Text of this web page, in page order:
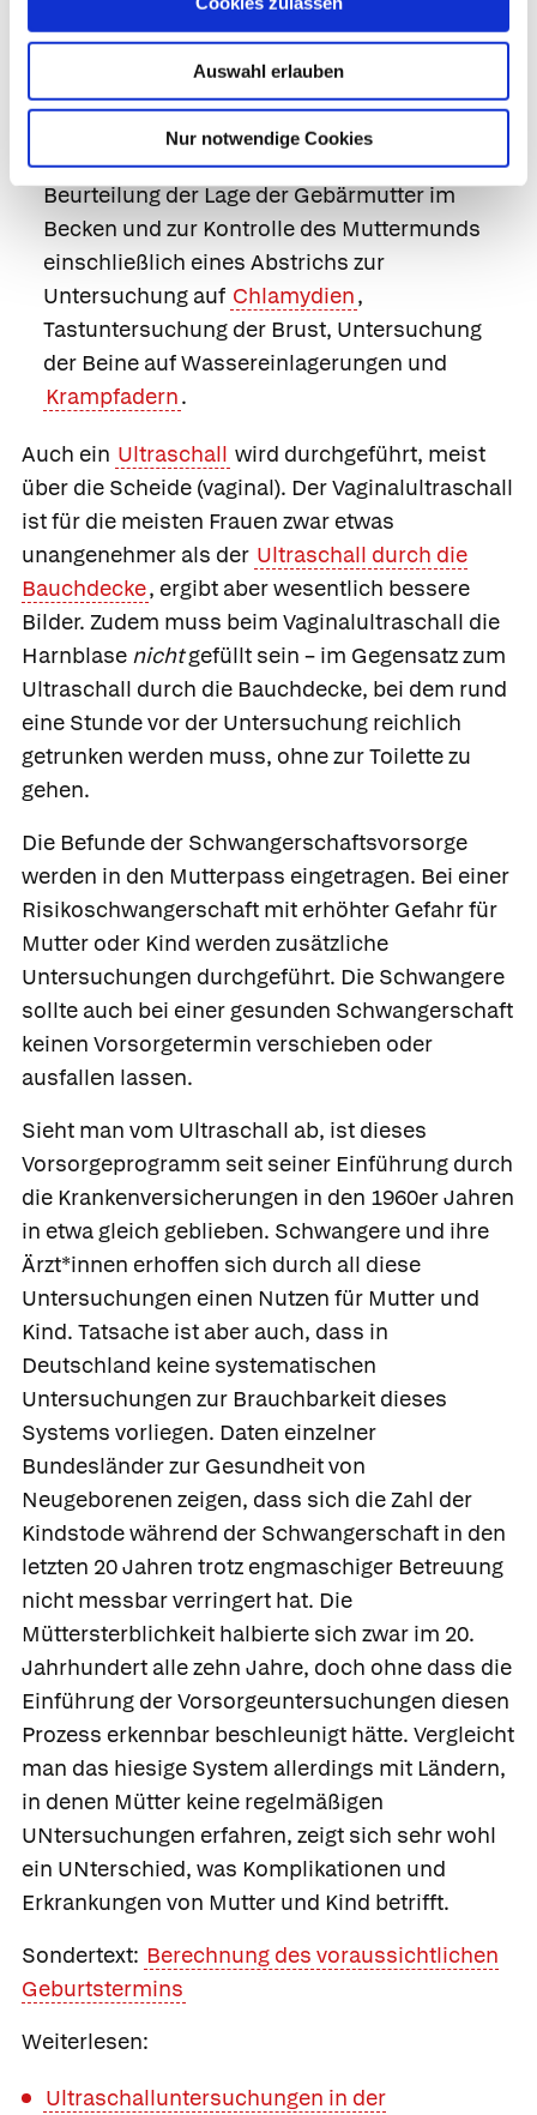
Auswahl erlauben
Nur notwendige Cookies
Körperliche Untersuchung mit Feststellung
des Körpergewichts, Blutdruckmessung (da
ein erhöhter Blutdruck Mutter und Kind
gefährden kann), vaginaler Untersuchung zur
Beurteilung der Lage der Gebärmutter im
Becken und zur Kontrolle des Muttermunds
einschließlich eines Abstrichs zur
Untersuchung auf Chlamydien,
Tastuntersuchung der Brust, Untersuchung
der Beine auf Wassereinlagerungen und
Krampfadern.
Auch ein Ultraschall wird durchgeführt, meist
über die Scheide (vaginal). Der Vaginalultraschall
ist für die meisten Frauen zwar etwas
unangenehmer als der Ultraschall durch die
Bauchdecke, ergibt aber wesentlich bessere
Bilder. Zudem muss beim Vaginalultraschall die
Harnblase nichtgefüllt sein – im Gegensatz zum
Ultraschall durch die Bauchdecke, bei dem rund
eine Stunde vor der Untersuchung reichlich
getrunken werden muss, ohne zur Toilette zu
gehen.
Die Befunde der Schwangerschaftsvorsorge
werden in den Mutterpass eingetragen. Bei einer
Risikoschwangerschaft mit erhöhter Gefahr für
Mutter oder Kind werden zusätzliche
Untersuchungen durchgeführt. Die Schwangere
sollte auch bei einer gesunden Schwangerschaft
keinen Vorsorgetermin verschieben oder
ausfallen lassen.
Sieht man vom Ultraschall ab, ist dieses
Vorsorgeprogramm seit seiner Einführung durch
die Krankenversicherungen in den 1960er Jahren
in etwa gleich geblieben. Schwangere und ihre
Ärzt*innen erhoffen sich durch all diese
Untersuchungen einen Nutzen für Mutter und
Kind. Tatsache ist aber auch, dass in
Deutschland keine systematischen
Untersuchungen zur Brauchbarkeit dieses
Systems vorliegen. Daten einzelner
Bundesländer zur Gesundheit von
Neugeborenen zeigen, dass sich die Zahl der
Kindstode während der Schwangerschaft in den
letzten 20 Jahren trotz engmaschiger Betreuung
nicht messbar verringert hat. Die
Müttersterblichkeit halbierte sich zwar im 20.
Jahrhundert alle zehn Jahre, doch ohne dass die
Einführung der Vorsorgeuntersuchungen diesen
Prozess erkennbar beschleunigt hätte. Vergleicht
man das hiesige System allerdings mit Ländern,
in denen Mütter keine regelmäßigen
UNtersuchungen erfahren, zeigt sich sehr wohl
ein UNterschied, was Komplikationen und
Erkrankungen von Mutter und Kind betrifft.
Sondertext: Berechnung des voraussichtlichen
Geburtstermins
Weiterlesen:
Ultraschalluntersuchungen in der